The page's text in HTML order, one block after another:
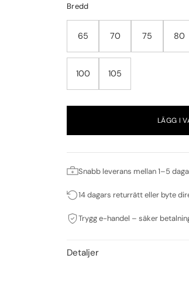
Bredd
65 70 75 80
100 105
LÄGG I
Snabb leverans mellan 1–5
14 dagars returrätt eller byte
Trygg e-handel – säker
Detaljer